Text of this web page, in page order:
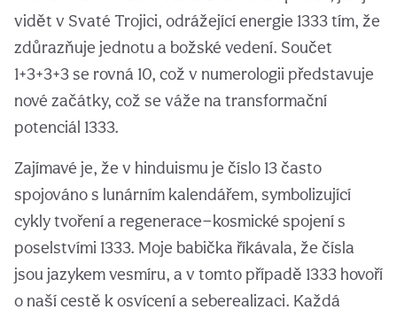
vidět v Svaté Trojici, odrážející energie 1333 tím, že
zdůrazňuje jednotu a božské vedení. Součet
1+3+3+3 se rovná 10, což v numerologii představuje
nové začátky, což se váže na transformační
potenciál 1333.
Zajímavé je, že v hinduismu je číslo 13 často
spojováno s lunárním kalendářem, symbolizující
cykly tvoření a regenerace—kosmické spojení s
poselstvími 1333. Moje babička říkávala, že čísla
jsou jazykem vesmíru, a v tomto případě 1333 hovoří
o naší cestě k osvícení a seberealizaci. Každá